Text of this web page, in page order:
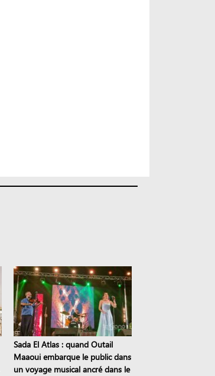
Sada El Atlas : quand Outail
Maaoui embarque le public dans
un voyage musical ancré dans le